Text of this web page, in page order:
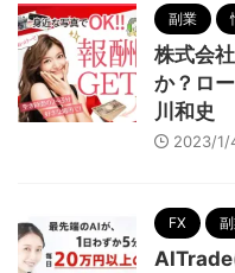
副業
株式会
か？ロ
川和史
2023/1/
FX